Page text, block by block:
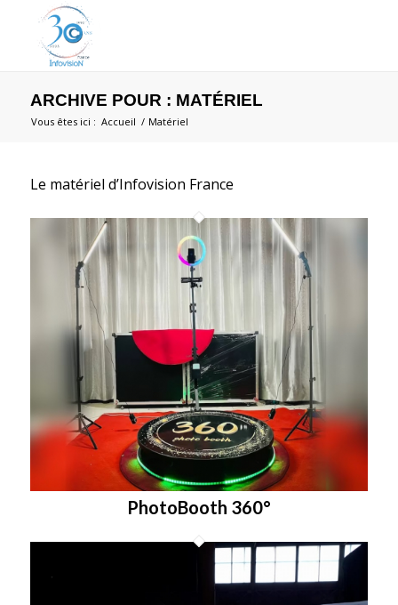
ARCHIVE POUR : MATÉRIEL
Vous êtes ici : Accueil / Matériel
Le matériel d’Infovision France
PhotoBooth 360°